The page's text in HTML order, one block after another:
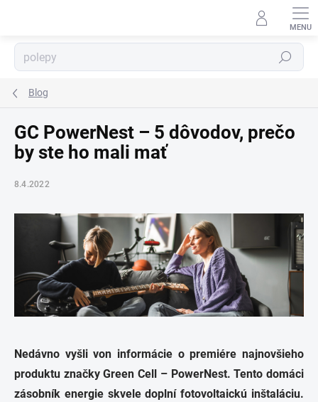
Hľadať
Blog
GC PowerNest – 5 dôvodov, prečo
by ste ho mali mať
8.4.2022
Nedávno vyšli von informácie o premiére najnovšieho
produktu značky Green Cell – PowerNest. Tento domáci
zásobník energie skvele doplní fotovoltaickú inštaláciu.